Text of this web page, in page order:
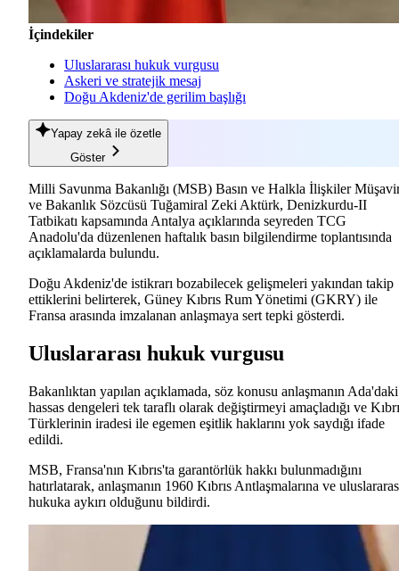
İçindekiler
Uluslararası hukuk vurgusu
Askeri ve stratejik mesaj
Doğu Akdeniz'de gerilim başlığı
Yapay zekâ ile özetle
Göster
Milli Savunma Bakanlığı (MSB) Basın ve Halkla İlişkiler
ve Bakanlık Sözcüsü Tuğamiral Zeki Aktürk, Denizkurdu-II
Tatbikatı kapsamında Antalya açıklarında seyreden TCG
Anadolu'da düzenlenen haftalık basın bilgilendirme toplantısında
açıklamalarda bulundu.
Doğu Akdeniz'de istikrarı bozabilecek gelişmeleri yakından takip
ettiklerini belirterek, Güney Kıbrıs Rum Yönetimi (GKRY) ile
Fransa arasında imzalanan anlaşmaya sert tepki gösterdi.
Uluslararası hukuk vurgusu
Bakanlıktan yapılan açıklamada, söz konusu anlaşmanın Ada'daki
hassas dengeleri tek taraflı olarak değiştirmeyi amaçladığı ve
Türklerinin iradesi ile egemen eşitlik haklarını yok saydığı ifade
edildi.
MSB, Fransa'nın Kıbrıs'ta garantörlük hakkı bulunmadığını
hatırlatarak, anlaşmanın 1960 Kıbrıs Antlaşmalarına ve
hukuka aykırı olduğunu bildirdi.